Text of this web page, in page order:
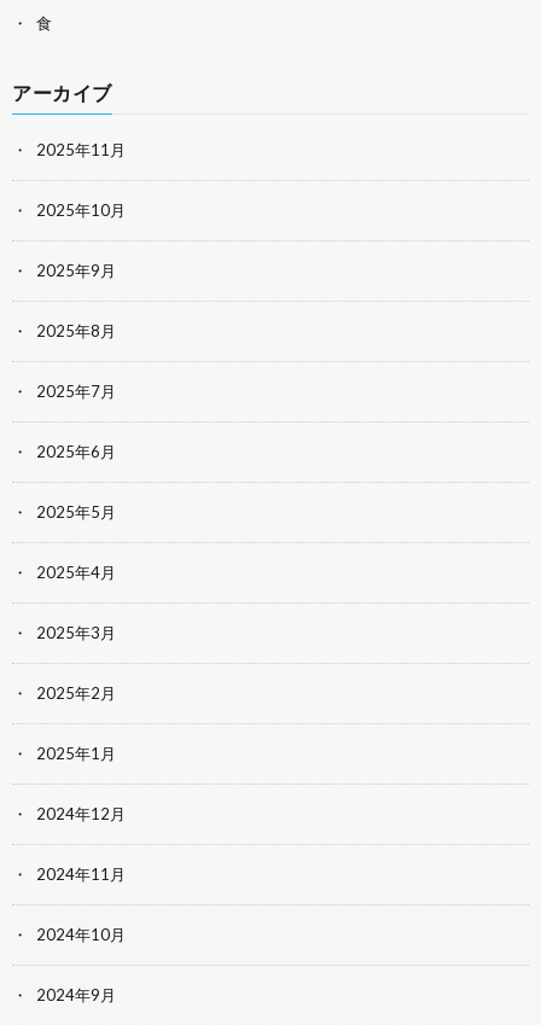
食
アーカイブ
2025年11月
2025年10月
2025年9月
2025年8月
2025年7月
2025年6月
2025年5月
2025年4月
2025年3月
2025年2月
2025年1月
2024年12月
2024年11月
2024年10月
2024年9月